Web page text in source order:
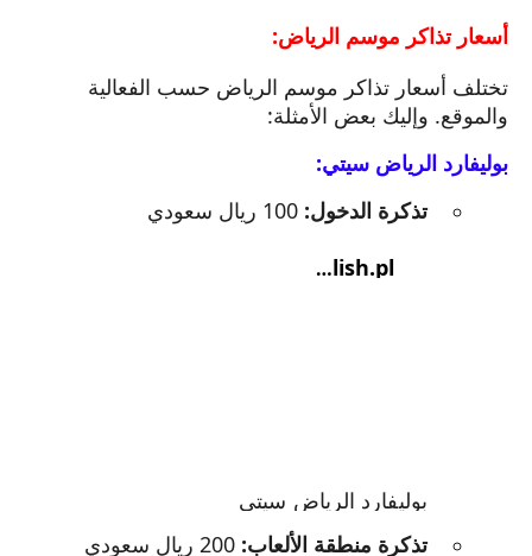
أسعار تذاكر موسم الرياض:
تختلف أسعار تذاكر موسم الرياض حسب الفعالية
والموقع. وإليك بعض الأمثلة:
بوليفارد الرياض سيتي:
تذكرة الدخول:
bigenglish.pl
بوليفارد الرياض سيتي
تذكرة منطقة الألعاب: